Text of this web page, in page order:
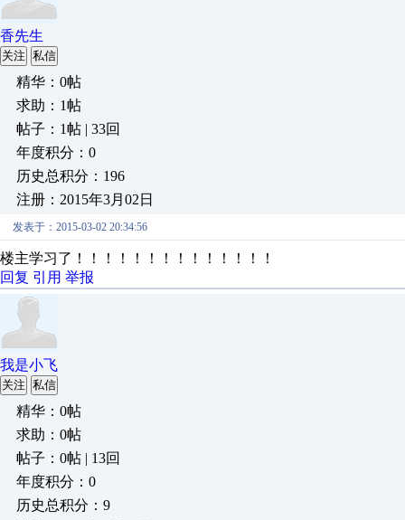
香先生
关注 私信
精华：0帖
求助：1帖
帖子：1帖 | 33回
年度积分：0
历史总积分：196
注册：2015年3月02日
发表于：2015-03-02 20:34:56
楼主学习了！！！！！！！！！！！！！！
回复 引用 举报
我是小飞
关注 私信
精华：0帖
求助：0帖
帖子：0帖 | 13回
年度积分：0
历史总积分：9